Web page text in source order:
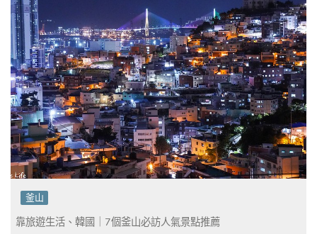
釜山
靠旅遊生活、韓國｜7個釜山必訪人氣景點推薦